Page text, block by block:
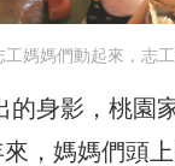
媽媽們動起來，志
的身影，桃園
，媽媽們頭